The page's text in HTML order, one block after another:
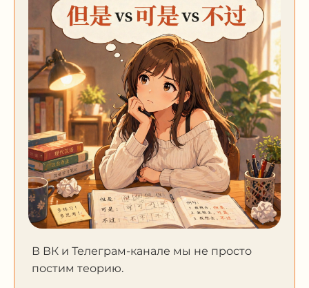
В ВК и Телеграм-канале мы не просто
постим теорию.